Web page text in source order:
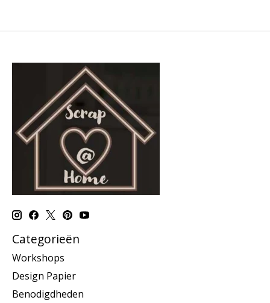
Categorieën
Workshops
Design Papier
Benodigdheden